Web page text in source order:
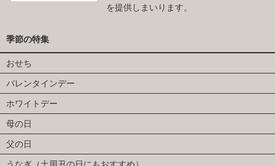
を提供しまいります。
季節の特集
おせち
バレンタインデー
ホワイトデー
母の日
父の日